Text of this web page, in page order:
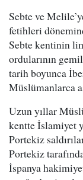
Sebte ve
fetihleri
Sebte kentinin
ordularının
tarih boyunca
Müslümanlarca
Uzun yıllar
kentte İslamiyet
Portekiz
Portekiz
İspanya